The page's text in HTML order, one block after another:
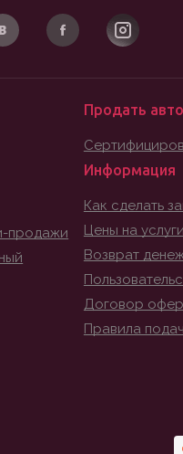
продажи
Продать авто
Информация
Как сделать
Цены на услуги
Возврат
Договор
Правила